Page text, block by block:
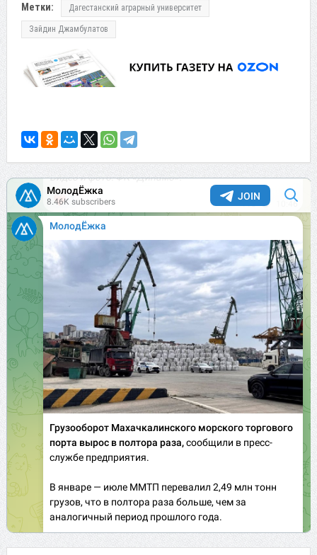
Метки: Дагестанский аграрный университет
Зайдин Джамбулатов